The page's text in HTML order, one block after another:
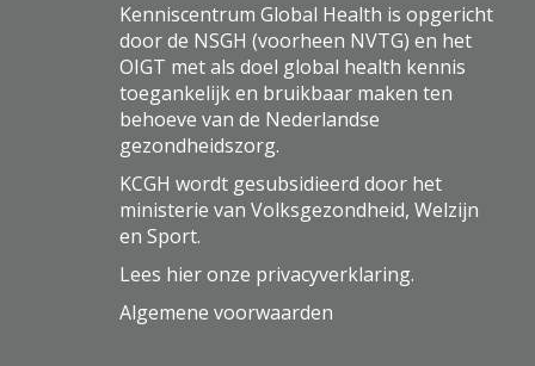
Kenniscentrum Global Health is opgericht
door de NSGH (voorheen NVTG) en het
OIGT met als doel global health kennis
toegankelijk en bruikbaar maken ten
behoeve van de Nederlandse
gezondheidszorg.
KCGH wordt gesubsidieerd door het
ministerie van Volksgezondheid, Welzijn
en Sport.
Lees hier onze privacyverklaring.
Algemene voorwaarden